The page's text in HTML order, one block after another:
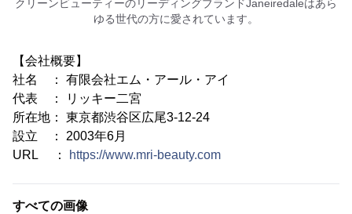
クリーンビューティーのリーディングブランドJaneiredaleはあら
ゆる世代の方に愛されています。
【会社概要】
社名 ： 有限会社エム・アール・アイ
代表 ： リッキー二宮
所在地： 東京都渋谷区広尾3-12-24
設立 ： 2003年6月
URL ：
https://www.mri-beauty.com
すべての画像